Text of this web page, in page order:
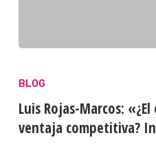
BLOG
Luis Rojas-Marcos:
ventaja competitiva?